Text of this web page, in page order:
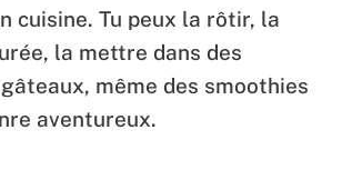
cuisine. Tu peux la rôtir, la
la mettre dans des
même des smoothies
aventureux.